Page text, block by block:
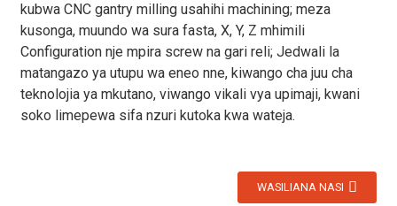
kubwa CNC gantry milling usahihi machining; meza
kusonga, muundo wa sura fasta, X, Y, Z mhimili
Configuration nje mpira screw na gari reli; Jedwali la
matangazo ya utupu wa eneo nne, kiwango cha juu cha
teknolojia ya mkutano, viwango vikali vya upimaji, kwani
soko limepewa sifa nzuri kutoka kwa wateja.
WASILIANA NASI